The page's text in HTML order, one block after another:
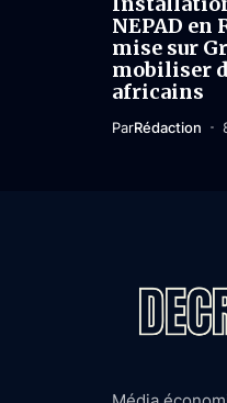
NEPAD en
mise sur
mobiliser
africains
ParRédaction